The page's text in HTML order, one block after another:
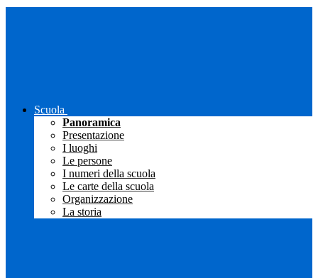
Scuola
Panoramica
Presentazione
I luoghi
Le persone
I numeri della scuola
Le carte della scuola
Organizzazione
La storia